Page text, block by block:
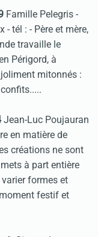
Famille Pelegris -
- tél : - Père et mère,
travaille le
Périgord, à
mitonnés :
Jean-Luc Poujauran
en matière de
créations ne sont
à part entière
formes et
festif et